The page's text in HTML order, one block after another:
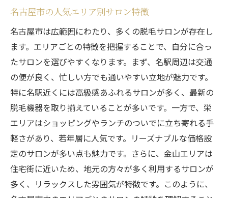
分割払いのメリットとデメリット
追加料金の有無を確認する
隠れたコストを見抜く方法
名古屋市で失敗しない脱毛サロン選びのコツ
事前カウンセリングの重要性
長期的な契約のリスク
施術スケジュールの立て方
途中解約の条件を確認する
友人や家族の口コミを活用する
契約前に試しに行くことの重要性
満足度の高い名古屋市の脱毛サロンの特徴
名古屋市の人気エリア別サロン特徴
名古屋市は広範囲にわたり、多くの脱毛サロンが存在し
ます。エリアごとの特徴を把握することで、自分に合っ
たサロンを選びやすくなります。まず、名駅周辺は交通
の便が良く、忙しい方でも通いやすい立地が魅力です。
特に名駅近くには高級感あふれるサロンが多く、最新の
脱毛機器を取り揃えていることが多いです。一方で、栄
エリアはショッピングやランチのついでに立ち寄れる手
軽さがあり、若年層に人気です。リーズナブルな価格設
定のサロンが多い点も魅力です。さらに、金山エリアは
住宅街に近いため、地元の方々が多く利用するサロンが
多く、リラックスした雰囲気が特徴です。このように、